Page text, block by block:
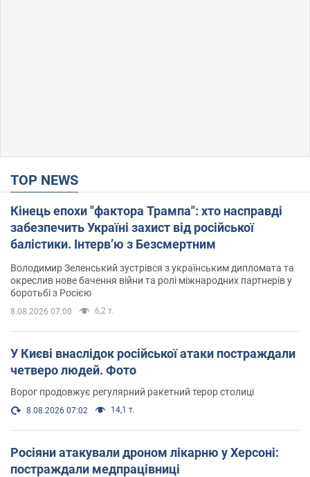
TOP NEWS
Кінець епохи "фактора Трампа": хто насправді
забезпечить Україні захист від російської
балістики. Інтерв’ю з Безсмертним
Володимир Зеленський зустрівся з українським дипломата та
окреслив нове бачення війни та ролі міжнародних партнерів у
боротьбі з Росією
8.08.2026 07:00 6,2 т.
У Києві внаслідок російської атаки постраждали
четверо людей. Фото
Ворог продовжує регулярний ракетний терор столиці
8.08.2026 07:02 14,1 т.
Росіяни атакували дроном лікарню у Херсоні:
постраждали медпрацівниці